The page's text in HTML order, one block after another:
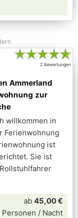
★★★★★
2 Bewertungen
Ammerland
zur
willkommen in
Ferienwohnung
ist
Sie ist
ab 45,00 €
Personen / Nacht